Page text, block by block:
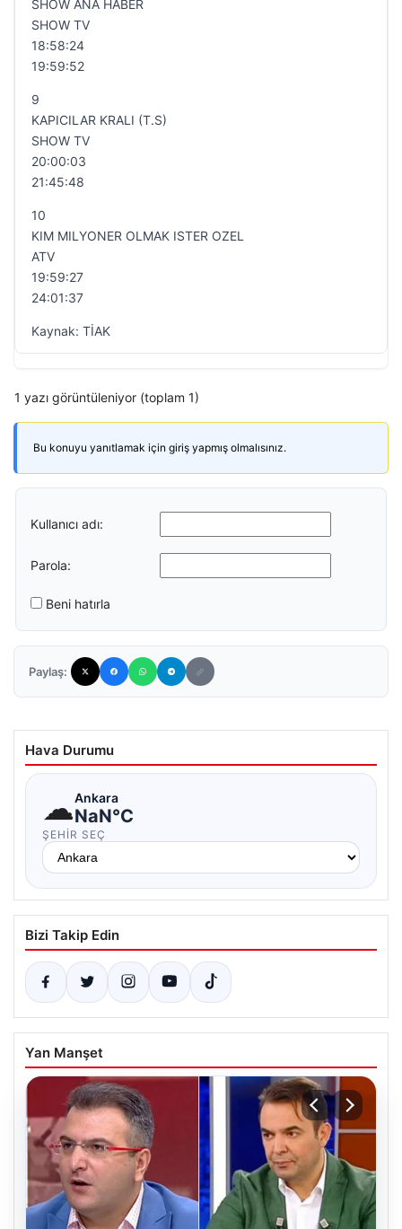
SHOW ANA HABER
SHOW TV
18:58:24
19:59:52
9
KAPICILAR KRALI (T.S)
SHOW TV
20:00:03
21:45:48
10
KIM MILYONER OLMAK ISTER OZEL
ATV
19:59:27
24:01:37
Kaynak: TİAK
1 yazı görüntüleniyor (toplam 1)
Bu konuyu yanıtlamak için giriş yapmış olmalısınız.
Kullanıcı adı:
Parola:
Beni hatırla
Paylaş:
Hava Durumu
☁Ankara
NaN°C
ŞEHIR SEÇ
Bizi Takip Edin
Yan Manşet